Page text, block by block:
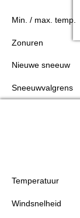
Min. / max. temp.
Zonuren
Nieuwe sneeuw
Sneeuwvalgrens
Temperatuur
Windsnelheid